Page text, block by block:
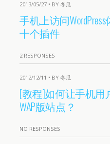
2013/05/27 • BY 冬瓜
手机上访问
十个插件
2 RESPONSES
2012/12/11 • BY 冬瓜
[教程]如何让手机用
WAP版站点？
NO RESPONSES